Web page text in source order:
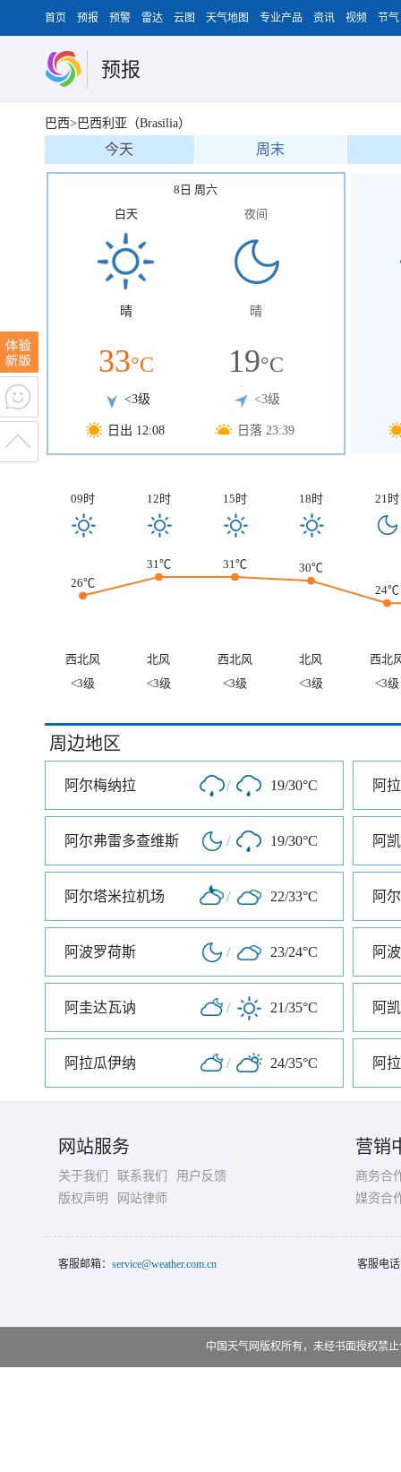
首页 预报 预警 雷达 云图 天气地图 专业产品 资讯 视频 节气
预报
巴西>巴西利亚（Brasilia）
今天 周末
8日 周六
白天
晴
33°C
<3级
日出 12:08
夜间
晴
19°C
<3级
日落 23:39
09时 12时 15时 18时 21时
26℃
31℃ 31℃
30℃
24℃
西北风 北风 西北风 北风
西北
<3级
<3级 <3级 <3级 <3级
周边地区
阿尔梅纳拉 / 19/30°C 阿
阿尔弗雷多查维斯 / 19/30°C 阿
阿尔塔米拉机场 / 22/33°C 阿
阿波罗荷斯 / 23/24°C 阿
阿圭达瓦讷 / 21/35°C 阿
阿拉瓜伊纳 / 24/35°C 阿
网站服务
关于我们 联系我们
用户反馈
版权声明
网站律师
营销
商务合
媒资合
客服邮箱： service@weather.com.cn 客服电
中国天气网版权所有，未经书面授权